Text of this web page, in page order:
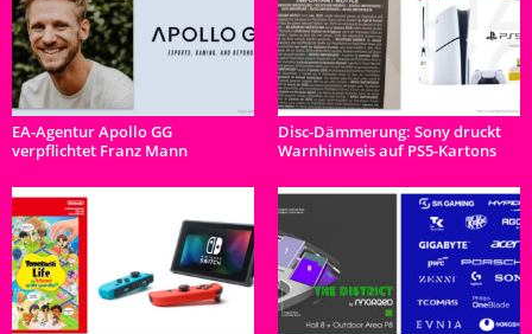
EA-Agentur Apollo GG
verpflichtet Franz Mann
Disc-Dämmerung: Sony druckt
Warnhinweis auf PS5-Kartons